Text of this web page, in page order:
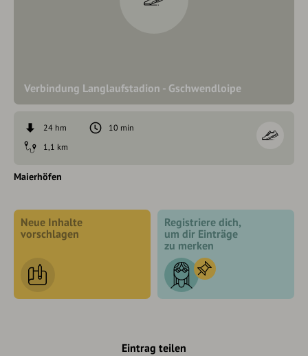
Verbindung Langlaufstadion - Gschwendloipe
24 hm
10 min
1,1 km
Maierhöfen
Neue Inhalte
vorschlagen
Registriere dich,
um dir Einträge
zu merken
Eintrag teilen